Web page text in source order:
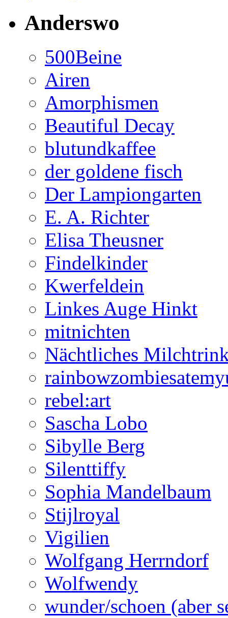
Anderswo
500Beine
Airen
Amorphismen
Beautiful Decay
blutundkaffee
der goldene fisch
Der Lampiongarten
E. A. Richter
Elisa Theusner
Findelkinder
Kwerfeldein
Linkes Auge Hinkt
mitnichten
Nächtliches
rebel:art
Sascha Lobo
Sibylle Berg
Silenttiffy
Sophia Mandelbaum
Stijlroyal
Vigilien
Wolfgang Herrndorf
Wolfwendy
wunder/schoen (aber